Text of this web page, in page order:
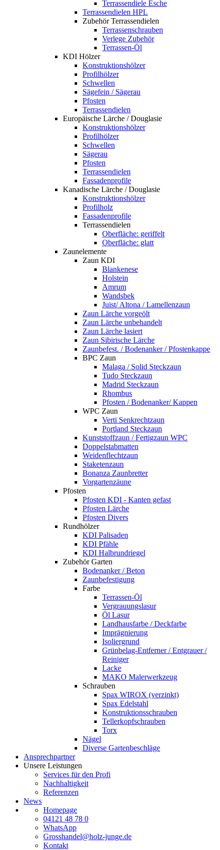
Terrassendiele Esche
Terrassendielen HPL
Zubehör Terrassendielen
Terrassenschrauben
Verlege Zubehör
Terrassen-Öl
KDI Hölzer
Konstruktionshölzer
Profilhölzer
Schwellen
Sägefein / Sägerau
Pfosten
Terrassendielen
Europäische Lärche / Douglasie
Konstruktionshölzer
Profilhölzer
Schwellen
Sägerau
Pfosten
Terrassendielen
Fassadenprofile
Kanadische Lärche / Douglasie
Konstruktionshölzer
Profilholz
Fassadenprofile
Terrassendielen
Oberfläche: geriffelt
Oberfläche: glatt
Zaunelemente
Zaun KDI
Blankenese
Holstein
Amrum
Wandsbek
Juist/ Altona / Lamellenzaun
Zaun Lärche vorgeölt
Zaun Lärche unbehandelt
Zaun Lärche lasiert
Zaun Sibirische Lärche
Zaunbefest. / Bodenanker / Pfostenkappe
BPC Zaun
Malaga / Solid Steckzaun
Tudo Steckzaun
Madrid Steckzaun
Rhombus
Pfosten / Bodenanker/ Kappen
WPC Zaun
Verti Senkrechtzaun
Portland Steckzaun
Kunststoffzaun / Fertigzaun WPC
Doppelstabmatten
Weidenflechtzaun
Staketenzaun
Bonanza Zaunbretter
Vorgartenzäune
Pfosten
Pfosten KDI - Kanten gefast
Pfosten Lärche
Pfosten Divers
Rundhölzer
KDI Palisaden
KDI Pfähle
KDI Halbrundriegel
Zubehör Garten
Bodenanker / Beton
Zaunbefestigung
Farbe
Terrassen-Öl
Vergrauungslasur
Öl Lasur
Landhausfarbe / Deckfarbe
Imprägnierung
Isoliergrund
Grünbelag-Entferner / Entgrauer /
Reiniger
Lacke
MAKO Malerwerkzeug
Schrauben
Spax WIROX (verzinkt)
Spax Edelstahl
Konstruktionsschrauben
Tellerkopfschrauben
Torx
Nägel
Diverse Gartenbeschläge
Ansprechpartner
Unsere Leistungen
Services für den Profi
Nachhaltigkeit
Referenzen
News
Homepage
04121 48 78 0
WhatsApp
Grosshandel@holz-junge.de
Kontakt